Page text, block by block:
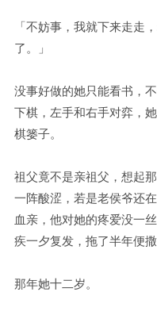
「不妨事，我就下来走走
了。」
没事好做的她只能看书，
下棋，左手和右手对弈，
棋篓子。
祖父竟不是亲祖父，想起
一阵酸涩，若是老侯爷还
血亲，他对她的疼爱没一
疾一夕复发，拖了半年便撒
那年她十二岁。